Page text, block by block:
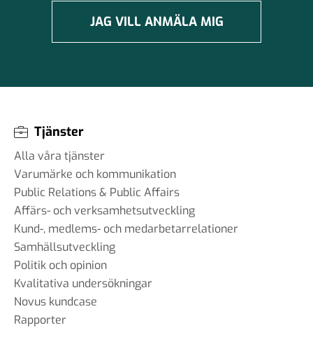
JAG VILL ANMÄLA MIG
Tjänster
Alla våra tjänster
Varumärke och kommunikation
Public Relations & Public Affairs
Affärs- och verksamhetsutveckling
Kund-, medlems- och medarbetarrelationer
Samhällsutveckling
Politik och opinion
Kvalitativa undersökningar
Novus kundcase
Rapporter